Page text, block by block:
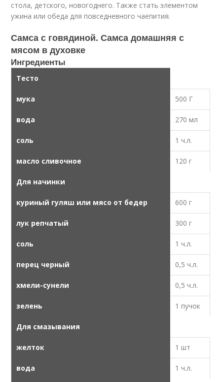
стола, детского, новогоднего. Также стать элементом
ужина или обеда для повседневного чаепития.
Самса с говядиной. Самса домашняя с
мясом в духовке
Ингредиенты
Тесто
мука 500 Г
вода 270 мл
соль 1 ч.л.
масло сливочное 120 г
Для начинки
куриный гуляш или мясо от бедер 600 г
лук репчатый 300 г
соль 1 ч.л.
перец черный 0,5 ч.л.
хмели-сунели 0,5 ч.л.
зелень 1 пучок
Для смазывания
желток 1 шт
вода 1 ч.л.